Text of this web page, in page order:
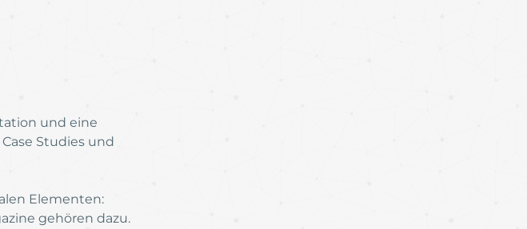
und eine
Studies und
Elementen:
gehören dazu.